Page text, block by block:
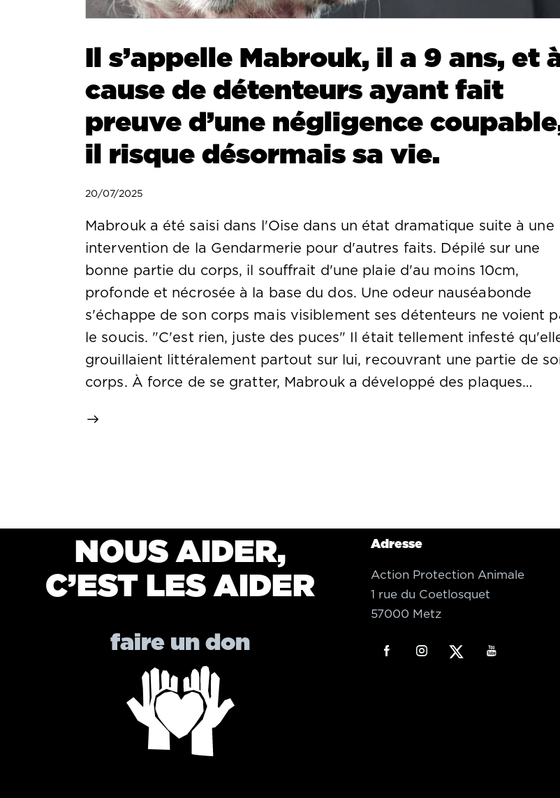
Il s’appelle Mabrouk, il a 9 ans, et
cause de détenteurs ayant fait
preuve d’une négligence
il risque désormais sa vie.
20/07/2025
Mabrouk a été saisi dans l'Oise dans un état dramatique suite à une
intervention de la Gendarmerie pour d'autres faits. Dépilé sur une
bonne partie du corps, il souffrait d'une plaie d'au moins 10cm,
profonde et nécrosée à la base du dos. Une odeur nauséabonde
s'échappe de son corps mais visiblement ses détenteurs ne voient
le soucis. "C'est rien, juste des puces" Il était tellement infesté
grouillaient littéralement partout sur lui, recouvrant une partie de
corps. À force de se gratter, Mabrouk a développé des plaques…
NOUS AIDER,
C’EST LES AIDER
faire un don
Adresse
Action Protection Animale
1 rue du Coetlosquet
57000 Metz